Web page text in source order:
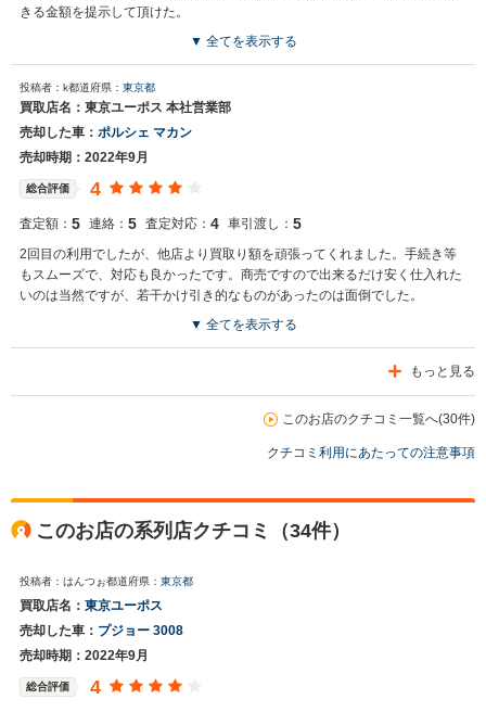
きる金額を提示して頂けた。
▼ 全てを表示する
投稿者：k都道府県： 東京都
買取店名：東京ユーポス 本社営業部
売却した車： ポルシェ マカン
売却時期：2022年9月
総合評価 4
査定額： 5 連絡： 5 査定対応： 4 車引渡し： 5
2回目の利用でしたが、他店より買取り額を頑張ってくれました。手続き等
もスムーズで、対応も良かったです。商売ですので出来るだけ安く仕入れた
いのは当然ですが、若干かけ引き的なものがあったのは面倒でした。
▼ 全てを表示する
もっと見る
このお店のクチコミ一覧へ(30件)
クチコミ利用にあたっての注意事項
このお店の系列店クチコミ（34件）
投稿者：はんつぉ都道府県： 東京都
買取店名： 東京ユーポス
売却した車： プジョー 3008
売却時期：2022年9月
総合評価 4